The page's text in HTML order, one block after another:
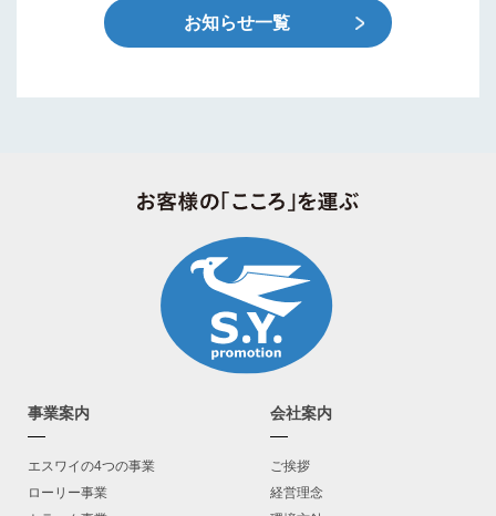
お知らせ一覧
事業案内
エスワイの4つの事業
ローリー事業
会社案内
ご挨拶
経営理念